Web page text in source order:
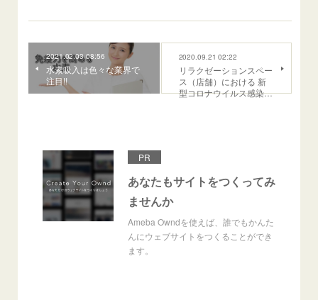
2021.02.03 08:56
水素吸入は色々な業界で
注目!!
2020.09.21 02:22
リラクゼーションスペー
ス（店舗）における 新
型コロナウイルス感染…
PR
あなたもサイトをつくってみ
ませんか
Ameba Owndを使えば、誰でもかんた
んにウェブサイトをつくることができ
ます。